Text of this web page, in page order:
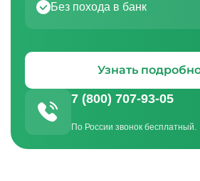
вам.
вас
Узнать
7 (800) 707-93-05
По России звонок бесплатный.
Без похода в банк